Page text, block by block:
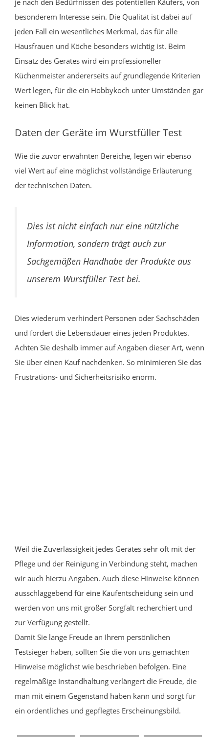
besonderem Interesse sein. Die Qualität ist dabei auf
jeden Fall ein wesentliches Merkmal, das für alle
Hausfrauen und Köche besonders wichtig ist. Beim
Einsatz des Gerätes wird ein professioneller
Küchenmeister andererseits auf grundlegende Kriterien
Wert legen, für die ein Hobbykoch unter Umständen gar
keinen Blick hat.
Daten der Geräte im Wurstfüller Test
Wie die zuvor erwähnten Bereiche, legen wir ebenso
viel Wert auf eine möglichst vollständige Erläuterung
der technischen Daten.
Dies ist nicht einfach nur eine nützliche
Information, sondern trägt auch zur
Sachgemäßen Handhabe der Produkte aus
unserem Wurstfüller Test bei.
Dies wiederum verhindert Personen oder Sachschäden
und fördert die Lebensdauer eines jeden Produktes.
Achten Sie deshalb immer auf Angaben dieser Art, wenn
Sie über einen Kauf nachdenken. So minimieren Sie das
Frustrations- und Sicherheitsrisiko enorm.
Weil die Zuverlässigkeit jedes Gerätes sehr oft mit der
Pflege und der Reinigung in Verbindung steht, machen
wir auch hierzu Angaben. Auch diese Hinweise können
ausschlaggebend für eine Kaufentscheidung sein und
werden von uns mit großer Sorgfalt recherchiert und
zur Verfügung gestellt.
Damit Sie lange Freude an Ihrem persönlichen
Testsieger haben, sollten Sie die von uns gemachten
Hinweise möglichst wie beschrieben befolgen. Eine
regelmäßige Instandhaltung verlängert die Freude, die
man mit einem Gegenstand haben kann und sorgt für
ein ordentliches und gepflegtes Erscheinungsbild.